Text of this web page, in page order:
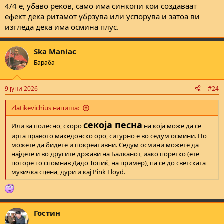
4/4 е, убаво реков, само има синкопи кои создаваат
ефект дека ритамот убрзува или успорува и затоа ви
изгледа дека има осмина плус.
Ska Maniac
Бараба
9 јуни 2026 #24
Zlatikevichius напиша:
Или за полесно, скоросекоја песна на која може да се
ирга правото македонско оро, сигурно е во седум осмини. Но
можете да бидете и покреативни. Седум осмини можете да
најдете и во другите држави на Балканот, иако поретко (ете
погоре го спомнав Дадо Топиќ, на пример), па се до светската
музичка сцена, дури и кај Pink Floyd.
Гостин